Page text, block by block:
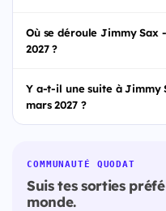
Où se déroule Jimmy Sax
2027 ?
Y a-t-il une suite à Jimmy
mars 2027 ?
COMMUNAUTÉ QUODAT
Suis tes sorties
monde.